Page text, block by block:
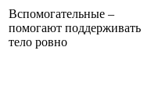
Вспомогательные –
помогают поддерживать
тело ровно